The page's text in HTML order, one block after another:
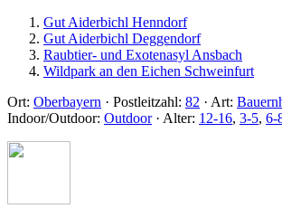
Gut Aiderbichl Henndorf
Gut Aiderbichl Deggendorf
Raubtier- und Exotenasyl Ansbach
Wildpark an den Eichen Schweinfurt
Ort: Oberbayern · Postleitzahl: 82 · Art:
Indoor/Outdoor: Outdoor· Alter: 12-16, 3-5, 6-